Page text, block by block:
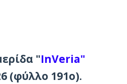
"InVeria"
(φύλλο 191ο).